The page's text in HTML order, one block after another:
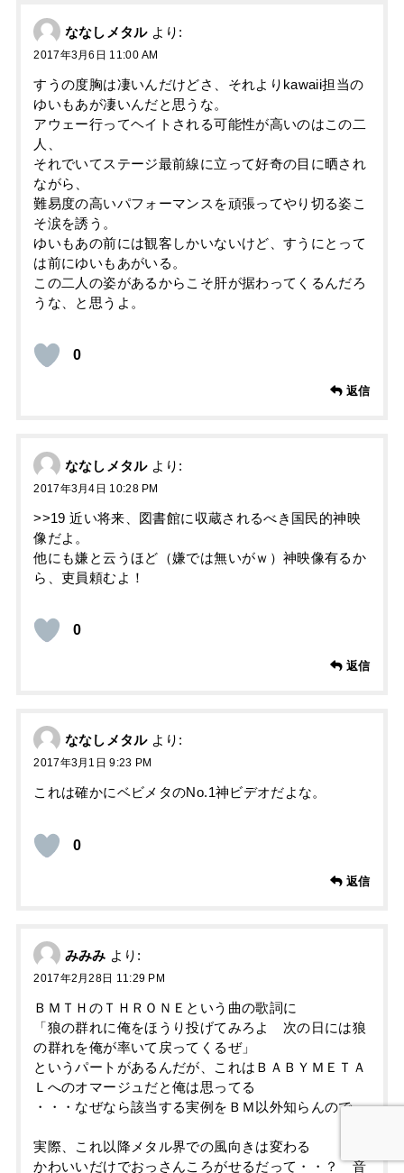
ななしメタル より:
2017年3月6日 11:00 AM
すうの度胸は凄いんだけどさ、それよりkawaii担当の
ゆいもあが凄いんだと思うな。
アウェー行ってヘイトされる可能性が高いのはこの二
人、
それでいてステージ最前線に立って好奇の目に晒され
ながら、
難易度の高いパフォーマンスを頑張ってやり切る姿こ
そ涙を誘う。
ゆいもあの前には観客しかいないけど、すうにとって
は前にゆいもあがいる。
この二人の姿があるからこそ肝が据わってくるんだろ
うな、と思うよ。
0
返信
ななしメタル より:
2017年3月4日 10:28 PM
>>19 近い将来、図書館に収蔵されるべき国民的神映
像だよ。
他にも嫌と云うほど（嫌では無いがｗ）神映像有るか
ら、吏員頼むよ！
0
返信
ななしメタル より:
2017年3月1日 9:23 PM
これは確かにベビメタのNo.1神ビデオだよな。
0
返信
みみみ より:
2017年2月28日 11:29 PM
ＢＭＴＨのＴＨＲＯＮＥという曲の歌詞に
「狼の群れに俺をほうり投げてみろよ 次の日には狼
の群れを俺が率いて戻ってくるぜ」
というパートがあるんだが、これはＢＡＢＹＭＥＴＡ
Ｌへのオマージュだと俺は思ってる
・・・なぜなら該当する実例をＢＭ以外知らんので
実際、これ以降メタル界での風向きは変わる
かわいいだけでおっさんころがせるだって・・？ 音